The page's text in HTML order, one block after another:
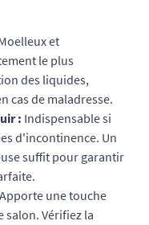
et
le plus
des liquides,
cas de maladresse.
: Indispensable si
d'incontinence. Un
suffit pour garantir
Apporte une touche
salon. Vérifiez la